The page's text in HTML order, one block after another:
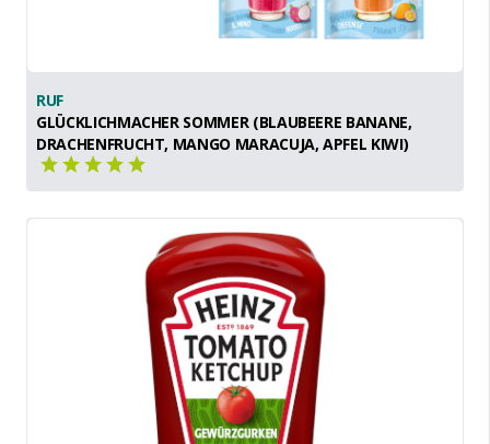
RUF
GLÜCKLICHMACHER SOMMER (BLAUBEERE BANANE,
DRACHENFRUCHT, MANGO MARACUJA, APFEL KIWI)